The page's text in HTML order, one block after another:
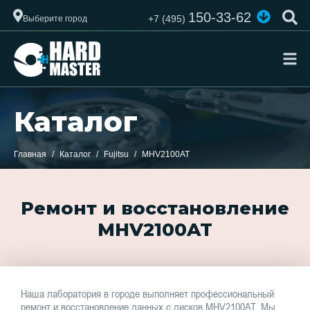
Выберите город +7 (495)150-33-62
Каталог
Главная Каталог Fujitsu MHV2100AT
Ремонт и восстановление
MHV2100AT
Наша лаборатория в городе выполняет профессиональный
ремонт и восстановление данных с дисков MHV2100AT. Мы